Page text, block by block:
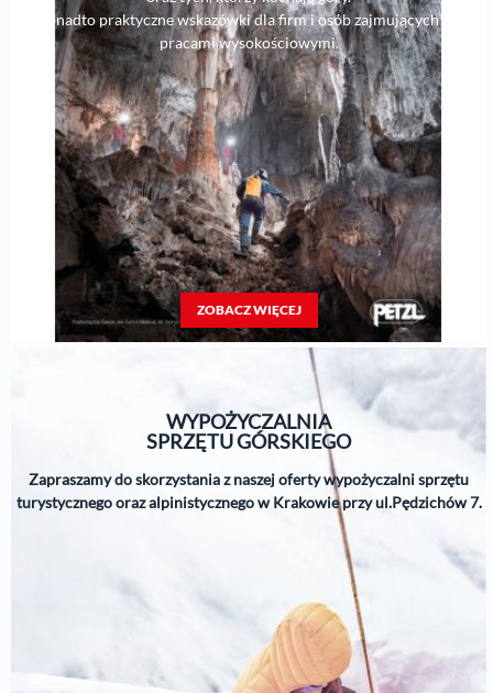
Ponadto praktyczne wskazówki dla firm i osób zajmujących się
pracami wysokościowymi.
ZOBACZ WIĘCEJ
WYPOŻYCZALNIA
SPRZĘTUGÓRSKIEGO
Zapraszamy do skorzystania z naszej oferty wypożyczalni sprzętu
turystycznego oraz alpinistycznego w Krakowie przy ul.Pędzichów 7.